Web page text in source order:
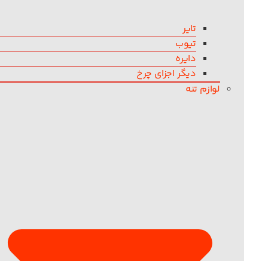
تایر
تیوب
دایره
دیگر اجزای چرخ
لوازم تنه